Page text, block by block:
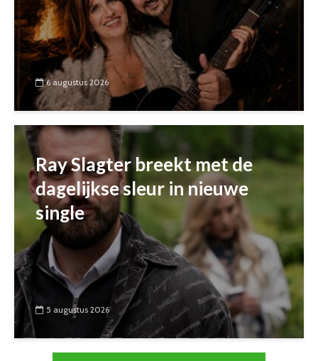
6 augustus 2026
Ray Slagter breekt met de
dagelijkse sleur in nieuwe
single
5 augustus 2026